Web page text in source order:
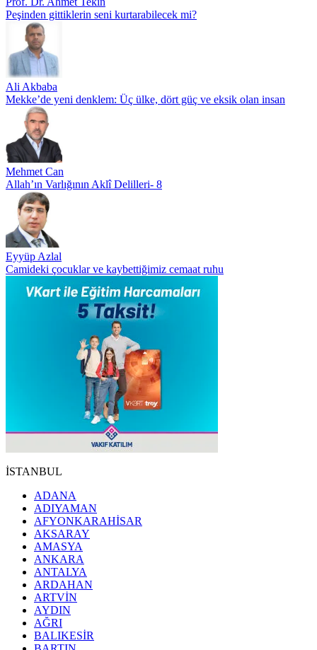
Peşinden gittiklerin seni kurtarabilecek mi?
Ali Akbaba
Mekke’de yeni denklem: Üç ülke, dört güç ve eksik olan insan
Mehmet Can
Allah’ın Varlığının Aklî Delilleri- 8
Eyyüp Azlal
Camideki çocuklar ve kaybettiğimiz cemaat ruhu
İSTANBUL
ADANA
ADIYAMAN
AFYONKARAHİSAR
AKSARAY
AMASYA
ANKARA
ANTALYA
ARDAHAN
ARTVİN
AYDIN
AĞRI
BALIKESİR